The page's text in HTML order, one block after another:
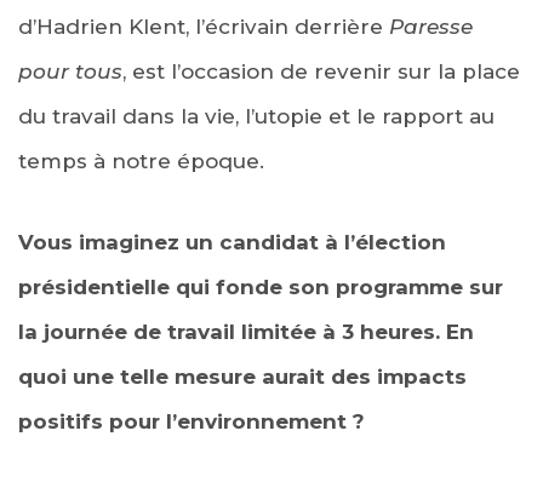
d’Hadrien Klent, l’écrivain derrière Paresse
pour tous, est l’occasion de revenir sur la place
du travail dans la vie, l’utopie et le rapport au
temps à notre époque.
Vous imaginez un candidat à l’élection
présidentielle qui fonde son programme sur
la journée de travail limitée à 3 heures. En
quoi une telle mesure aurait des impacts
positifs pour l’environnement ?